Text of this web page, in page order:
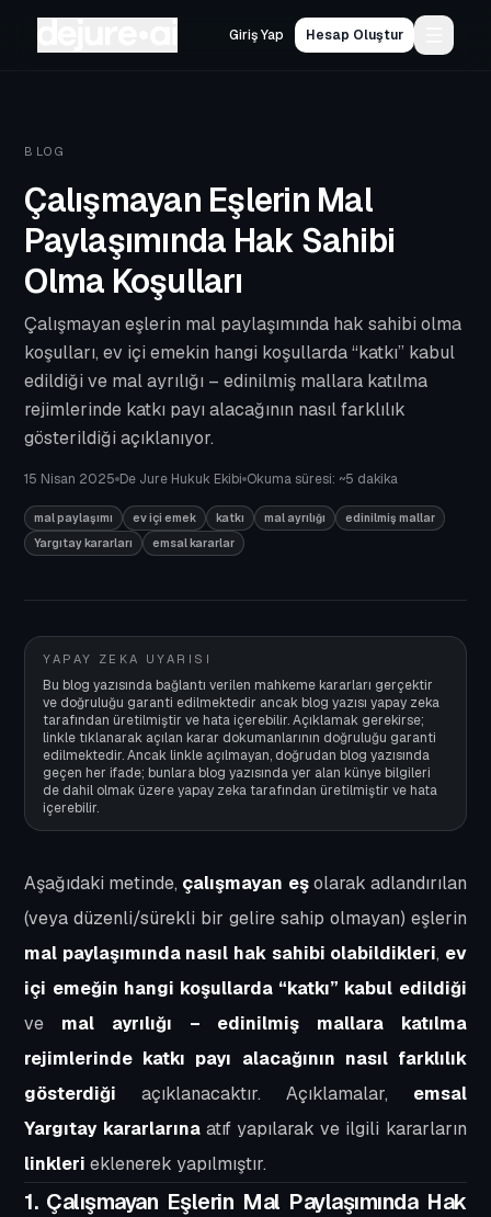
Giriş Yap Hesap Oluştur
BLOG
Çalışmayan Eşlerin Mal
Paylaşımında Hak Sahibi
Olma Koşulları
Çalışmayan eşlerin mal paylaşımında hak sahibi olma
koşulları, ev içi emekin hangi koşullarda “katkı” kabul
edildiği ve mal ayrılığı – edinilmiş mallara katılma
rejimlerinde katkı payı alacağının nasıl farklılık
gösterildiği açıklanıyor.
15 Nisan 2025 De Jure Hukuk Ekibi Okuma süresi: ~5 dakika
mal paylaşımı ev içi emek katkı mal ayrılığı
edinilmiş mallar
Yargıtay kararları
emsal kararlar
YAPAY ZEKA UYARISI
Bu blog yazısında bağlantı verilen mahkeme kararları gerçektir
ve doğruluğu garanti edilmektedir ancak blog yazısı yapay zeka
tarafından üretilmiştir ve hata içerebilir. Açıklamak gerekirse;
linkle tıklanarak açılan karar dokumanlarının doğruluğu garanti
edilmektedir. Ancak linkle açılmayan, doğrudan blog yazısında
geçen her ifade; bunlara blog yazısında yer alan künye bilgileri
de dahil olmak üzere yapay zeka tarafından üretilmiştir ve hata
içerebilir.
Aşağıdaki metinde, çalışmayan eşolarak adlandırılan
(veya düzenli/sürekli bir gelire sahip olmayan) eşlerin
mal paylaşımında nasıl hak sahibi olabildikleri, ev
içi emeğin hangi koşullarda “katkı” kabul edildiği
ve mal ayrılığı – edinilmiş mallara katılma
rejimlerinde katkı payı alacağının nasıl farklılık
gösterdiği açıklanacaktır. Açıklamalar, emsal
Yargıtay kararlarınaatıf yapılarak ve ilgili kararların
linkleri eklenerek yapılmıştır.
1. Çalışmayan Eşlerin Mal Paylaşımında Hak